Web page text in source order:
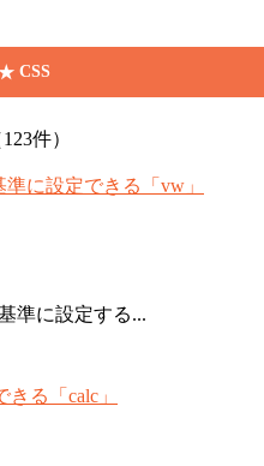
CSS
123件）
に設定できる「vw」
準に設定する...
る「calc」